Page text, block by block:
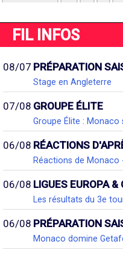
FIL INFOS
08/07 PRÉPARATION
Stage en Angleterre
07/08 GROUPE ÉLITE
Groupe Élite : Monaco
06/08 RÉACTIONS
Réactions de Monaco
06/08 LIGUES EUROPA &
Les résultats du 3e
06/08 PRÉPARATION
Monaco domine